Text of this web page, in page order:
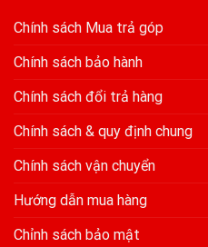
Chính sách Mua trả góp
Chính sách bảo hành
Chính sách đổi trả hàng
Chính sách & quy định chung
Chính sách vận chuyển
Hướng dẫn mua hàng
Chỉnh sách bảo mật